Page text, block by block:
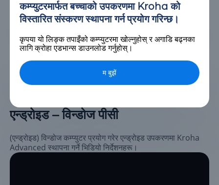
एन्ड्रोइड – विन्डोज पीसी
(एन्ड्रोइड) विन्डोज कम्प्युटर प्रयोग गरेर एन्ड्रोइड उपकरणमा Kroha
Advanced स्थापना गर्ने भिडियो निर्देशनहरू।
कम्प्युटरमार्फत बच्चाको उपकरणमा Kroha को
विस्तारित संस्करण स्थापना गर्न प्रयोग गरिन्छ।
कृपया यो लिङ्क तपाइँको कम्प्युटरमा खोल्नुहोस् र अगाडि बढ्नका
लागि क्रोहा एडभान्स डाउनलोड गर्नुहोस्।
म बुझें